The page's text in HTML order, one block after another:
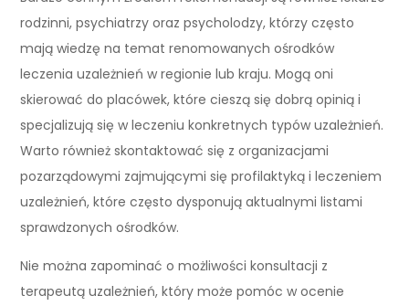
rodzinni, psychiatrzy oraz psycholodzy, którzy często
mają wiedzę na temat renomowanych ośrodków
leczenia uzależnień w regionie lub kraju. Mogą oni
skierować do placówek, które cieszą się dobrą opinią i
specjalizują się w leczeniu konkretnych typów uzależnień.
Warto również skontaktować się z organizacjami
pozarządowymi zajmującymi się profilaktyką i leczeniem
uzależnień, które często dysponują aktualnymi listami
sprawdzonych ośrodków.
Nie można zapominać o możliwości konsultacji z
terapeutą uzależnień, który może pomóc w ocenie